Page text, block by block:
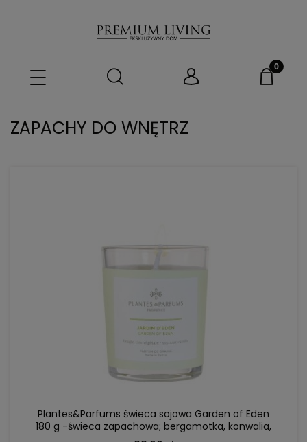
ZAPACHY DO WNĘTRZ
Plantes&Parfums świeca sojowa Garden of Eden
180 g -świeca zapachowa; bergamotka, konwalia,
orchidea
DO KOSZYKA